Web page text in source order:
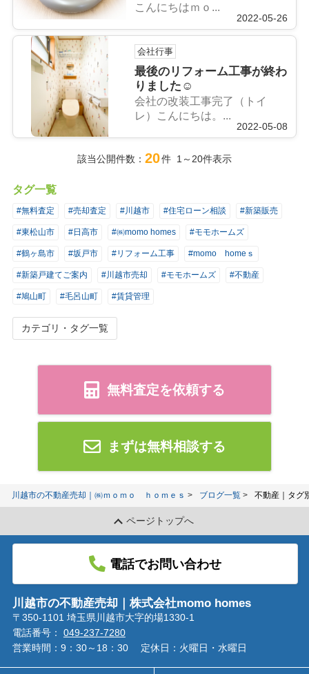
こんにちはｍｏ...
2022-05-26
会社行事
最後のリフォーム工事が終わ
りました☺
会社の改装工事完了（トイ
レ）こんにちは。...
2022-05-08
該当公開件数： 20件 1～20件表示
タグ一覧
#無料査定 #売却査定 #川越市 #住宅ローン相談 #新築販売
#東松山市 #日高市 #㈱momo homes #モモホームズ
#鶴ヶ島市 #坂戸市 #リフォーム工事 #momo homeｓ
#新築戸建てご案内 #川越市売却 #モモホームズ #不動産
#鳩山町 #毛呂山町 #賃貸管理
カテゴリ・タグ一覧
無料査定を依頼する
まずは無料相談する
川越市の不動産売却｜㈱ｍｏｍｏ ｈｏｍｅｓ ブログ一覧 不動産｜タグ
ページトップへ
電話でお問い合わせ
川越市の不動産売却｜株式会社momo homes
〒350-1101 埼玉県川越市大字的場1330-1
電話番号： 049-237-7280
営業時間：9：30～18：30
定休日：火曜日・水曜日